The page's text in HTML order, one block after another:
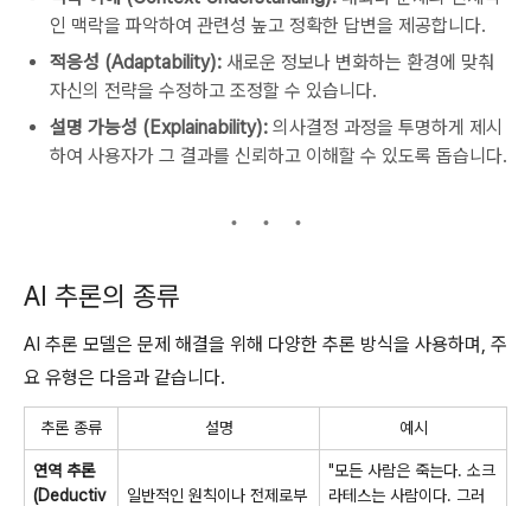
인 맥락을 파악하여 관련성 높고 정확한 답변을 제공합니다.
적응성 (Adaptability): 새로운 정보나 변화하는 환경에 맞춰
자신의 전략을 수정하고 조정할 수 있습니다.
설명 가능성 (Explainability): 의사결정 과정을 투명하게 제시
하여 사용자가 그 결과를 신뢰하고 이해할 수 있도록 돕습니다.
AI 추론의 종류
AI 추론 모델은 문제 해결을 위해 다양한 추론 방식을 사용하며, 주
요 유형은 다음과 같습니다.
추론 종류 설명 예시
연역 추론
(Deductiv
일반적인 원칙이나 전제로부
"모든 사람은 죽는다. 소크
라테스는 사람이다. 그러